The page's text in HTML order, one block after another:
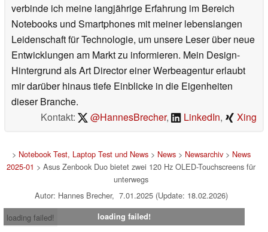
verbinde ich meine langjährige Erfahrung im Bereich
Notebooks und Smartphones mit meiner lebenslangen
Leidenschaft für Technologie, um unsere Leser über neue
Entwicklungen am Markt zu informieren. Mein Design-
Hintergrund als Art Director einer Werbeagentur erlaubt
mir darüber hinaus tiefe Einblicke in die Eigenheiten
dieser Branche.
Kontakt:
@HannesBrecher, LinkedIn, Xing
> Notebook Test, Laptop Test und News> News> Newsarchiv> News
2025-01 > Asus Zenbook Duo bietet zwei 120 Hz OLED-Touchscreens für
unterwegs
Autor: Hannes Brecher, 7.01.2025 (Update: 18.02.2026)
loading failed!
loading failed!